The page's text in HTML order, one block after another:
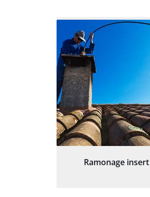
Ramonage insert